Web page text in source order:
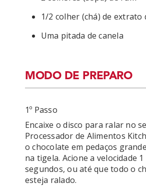
1/2 colher (chá) de extrato
Uma pitada de canela
MODO DE PREPARO
1º Passo
Encaixe o disco para ralar no
Processador de Alimentos
o chocolate em pedaços
na tigela. Acione a velocidade
segundos, ou até que todo o
esteja ralado.